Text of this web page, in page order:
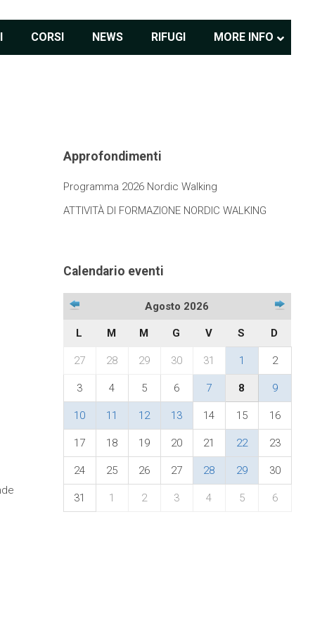
CORSI NEWS RIFUGI MORE INFO
Approfondimenti
Programma 2026 Nordic Walking
ATTIVITÀ DI FORMAZIONE NORDIC WALKING
Calendario eventi
Agosto 2026
L M M G V S D
27 28 29 30 31 1 2
3 4 5 6 7 8 9
10 11 12 13 14 15 16
17 18 19 20 21 22 23
24 25 26 27 28 29 30
31 1 2 3 4 5 6